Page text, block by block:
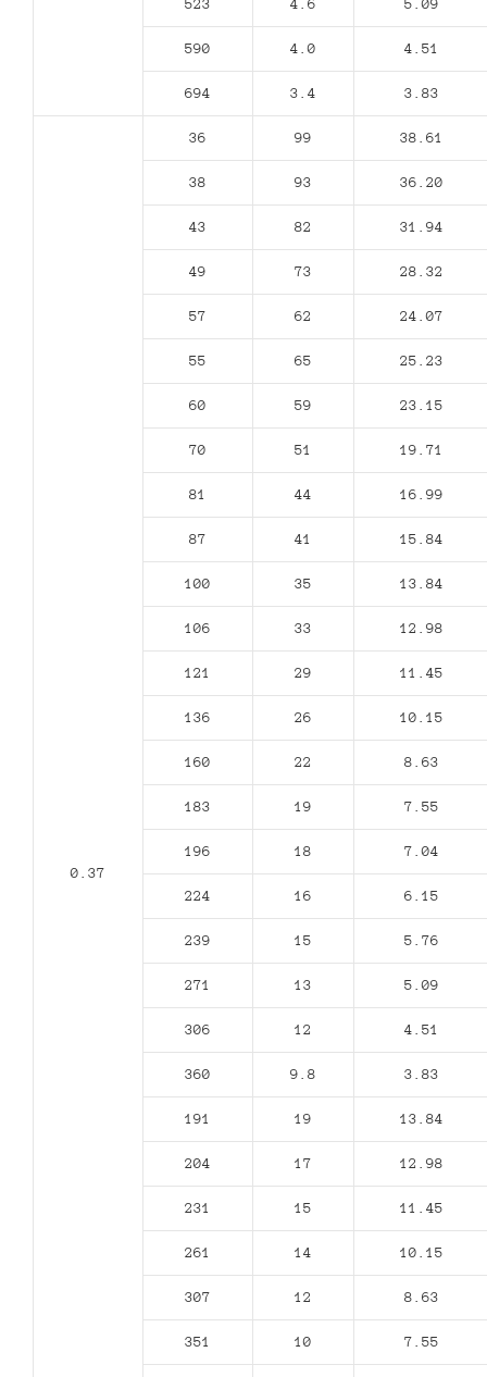
523 4.6 5.09
590 4.0 4.51
694 3.4 3.83
0.37
36 99 38.61
38 93 36.20
43 82 31.94
49 73 28.32
57 62 24.07
55 65 25.23
60 59 23.15
70 51 19.71
81 44 16.99
87 41 15.84
100 35 13.84
106 33 12.98
121 29 11.45
136 26 10.15
160 22 8.63
183 19 7.55
196 18 7.04
224 16 6.15
239 15 5.76
271 13 5.09
306 12 4.51
360 9.8 3.83
191 19 13.84
204 17 12.98
231 15 11.45
261 14 10.15
307 12 8.63
351 10 7.55